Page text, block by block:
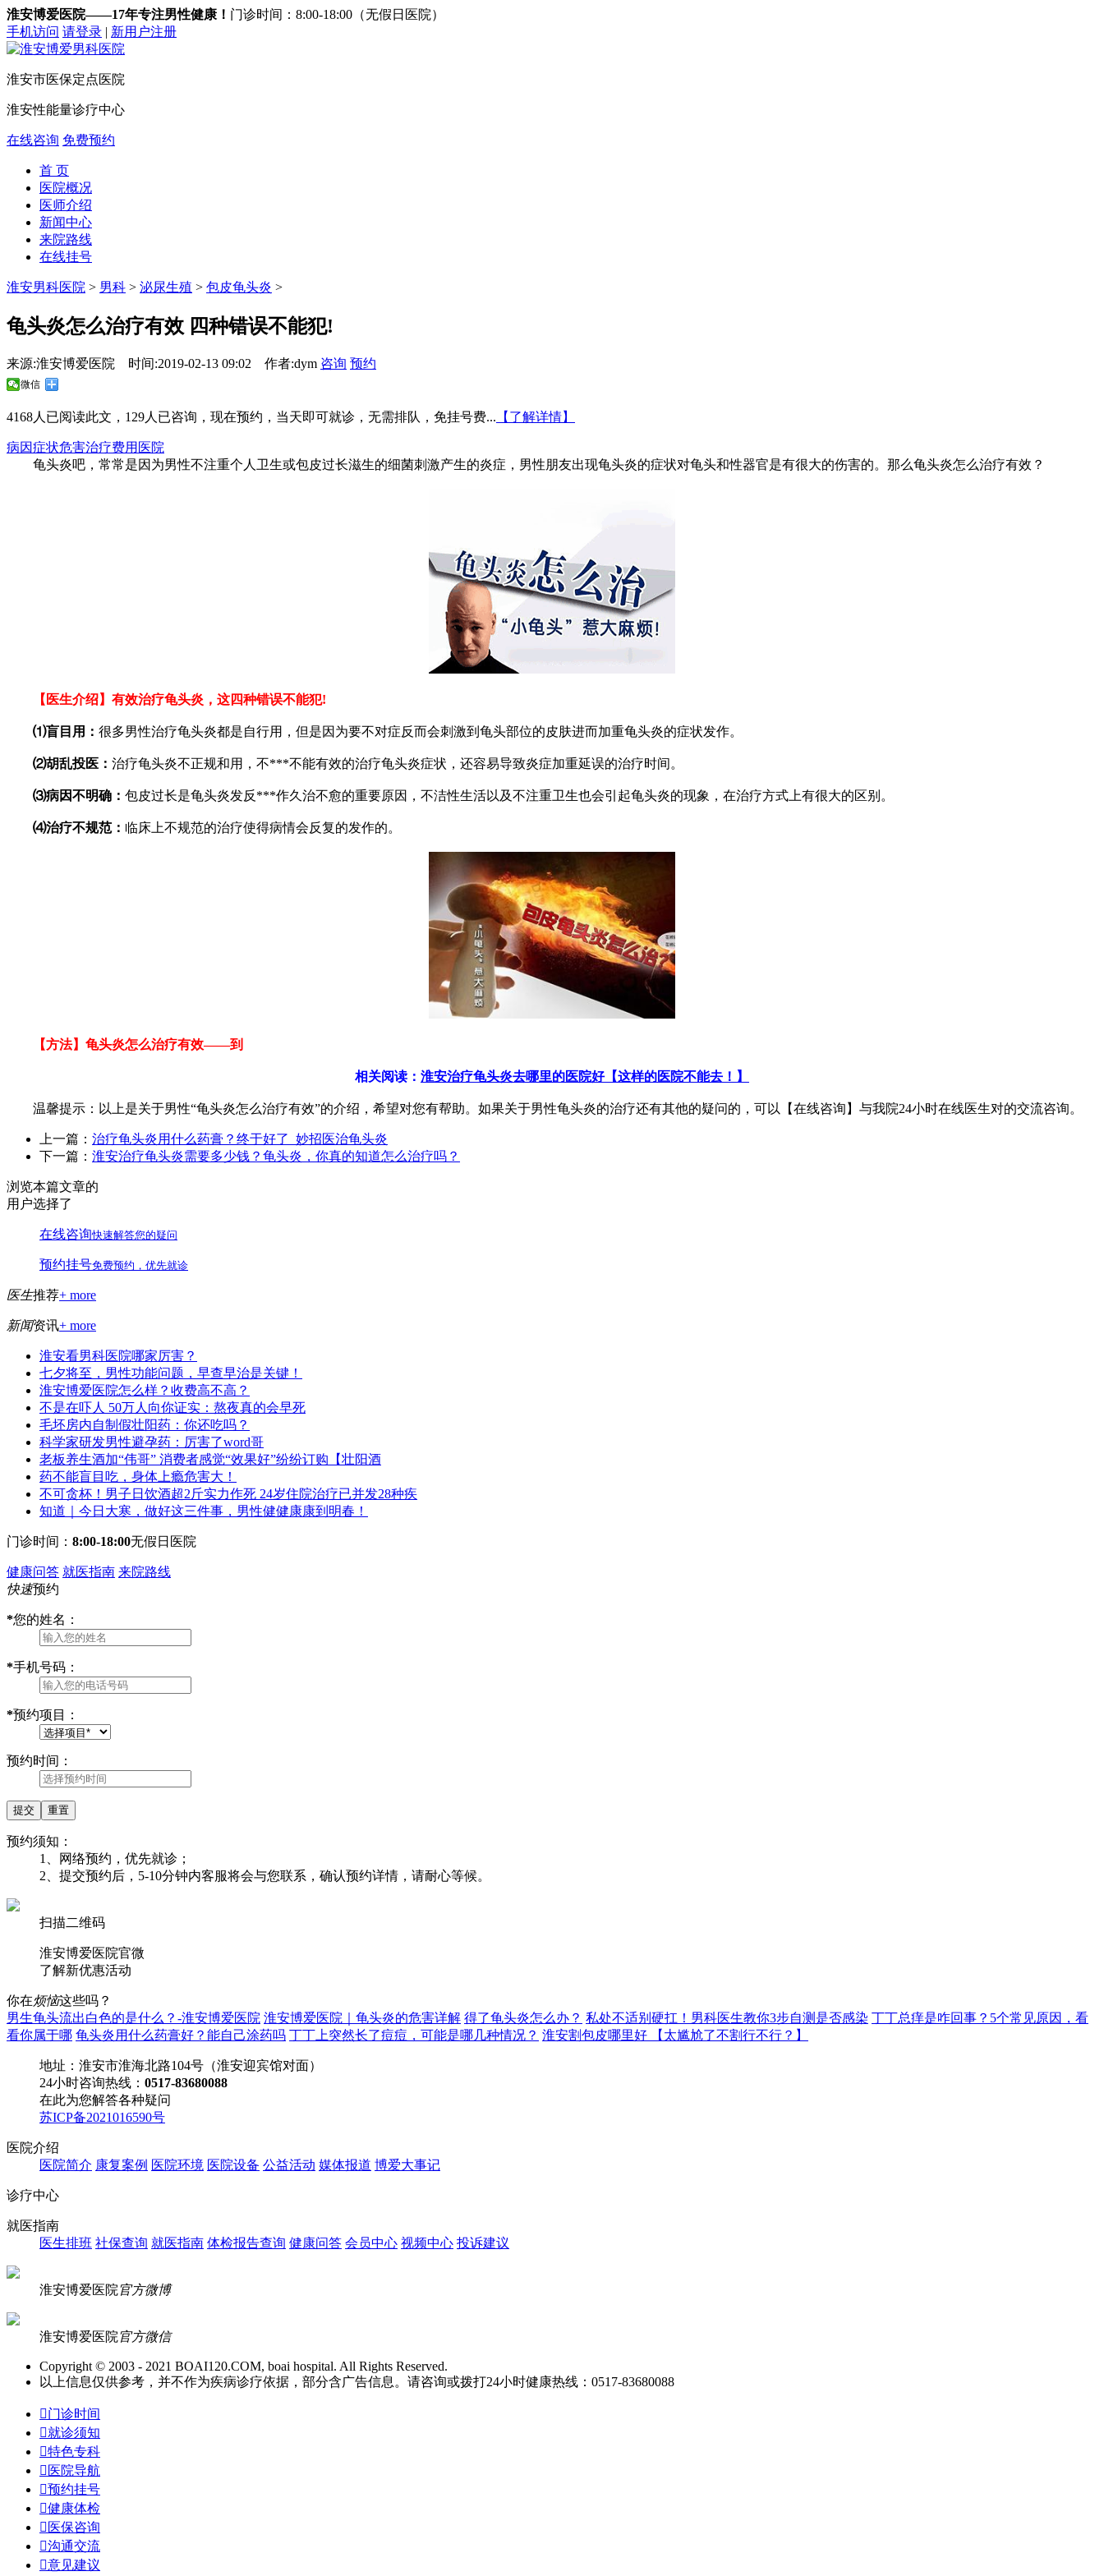
淮安博爱医院——17年专注男性健康！ 门诊时间：8:00-18:00（无假日医院）
手机访问 请登录 | 新用户注册
淮安市医保定点医院
淮安性能量诊疗中心
在线咨询 免费预约
首 页
医院概况
医师介绍
新闻中心
来院路线
在线挂号
淮安男科医院 > 男科 > 泌尿生殖 > 包皮龟头炎 >
龟头炎怎么治疗有效 四种错误不能犯!
来源:淮安博爱医院 时间:2019-02-13 09:02 作者:dym 咨询 预约
微信
4168人已阅读此文， 129人已咨询，现在预约，当天即可就诊，无需排队，免挂号费... 【了解详情】
病因症状危害治疗费用 医院
龟头炎吧，常常是因为男性不注重个人卫生或包皮过长滋生的细菌刺激产生的炎症，男性朋友出现龟头炎的症状对龟头和性器官是有很大的伤害的。那么龟头炎怎么治疗有效？
【医生介绍】有效治疗龟头炎，这四种错误不能犯!
⑴盲目用： 很多男性治疗龟头炎都是自行用，但是因为要不对症反而会刺激到龟头部位的皮肤进而加重龟头炎的症状发作。
⑵胡乱投医： 治疗龟头炎不正规和用，不***不能有效的治疗龟头炎症状，还容易导致炎症加重延误的治疗时间。
⑶病因不明确： 包皮过长是龟头炎发反***作久治不愈的重要原因，不洁性生活以及不注重卫生也会引起龟头炎的现象，在治疗方式上有很大的区别。
⑷治疗不规范： 临床上不规范的治疗使得病情会反复的发作的。
【方法】龟头炎怎么治疗有效——到
相关阅读： 淮安治疗龟头炎去哪里的医院好【这样的医院不能去！】
温馨提示：以上是关于男性“龟头炎怎么治疗有效”的介绍，希望对您有帮助。如果关于男性龟头炎的治疗还有其他的疑问的，可以【在线咨询】与我院24小时在线医生对的交流咨询。
上一篇： 治疗龟头炎用什么药膏？终于好了_妙招医治龟头炎
下一篇： 淮安治疗龟头炎需要多少钱？龟头炎，你真的知道怎么治疗吗？
浏览本篇文章的
用户选择了
在线咨询快速解答您的疑问
预约挂号免费预约，优先就诊
医生推荐+ more
新闻资讯+ more
淮安看男科医院哪家厉害？
七夕将至，男性功能问题，早查早治是关键！
淮安博爱医院怎么样？收费高不高？
不是在吓人 50万人向你证实：熬夜真的会早死
毛坯房内自制假壮阳药：你还吃吗？
科学家研发男性避孕药：厉害了word哥
老板养生酒加“伟哥” 消费者感觉“效果好”纷纷订购【壮阳酒
药不能盲目吃，身体上瘾危害大！
不可贪杯！男子日饮酒超2斤实力作死 24岁住院治疗已并发28种疾
知道｜今日大寒，做好这三件事，男性健健康康到明春！
门诊时间： 8:00-18:00无假日医院
健康问答 就医指南 来院路线
快速预约
*您的姓名：
*手机号码：
*预约项目：
预约时间：
预约须知：
1、网络预约，优先就诊；
2、提交预约后，5-10分钟内客服将会与您联系，确认预约详情，请耐心等候。
扫描二维码
淮安博爱医院官微
了解新优惠活动
你在烦恼这些吗？
男生龟头流出白色的是什么？-淮安博爱医院 淮安博爱医院｜龟头炎的危害详解 得了龟头炎怎么办？ 私处不适别硬扛！男科医生教你3步自测是否感染 丁丁总痒是咋回事？5个常见原因，看
看你属于哪 龟头炎用什么药膏好？能自己涂药吗 丁丁上突然长了痘痘，可能是哪几种情况？ 淮安割包皮哪里好 【太尴尬了不割行不行？】
地址：淮安市淮海北路104号（淮安迎宾馆对面）
24小时咨询热线： 0517-83680088
在此为您解答各种疑问
苏ICP备2021016590号
医院介绍
医院简介 康复案例 医院环境 医院设备 公益活动 媒体报道 博爱大事记
诊疗中心
就医指南
医生排班 社保查询 就医指南 体检报告查询 健康问答 会员中心 视频中心 投诉建议
淮安博爱医院官方微博
淮安博爱医院官方微信
Copyright © 2003 - 2021 BOAI120.COM, boai hospital. All Rights Reserved.
以上信息仅供参考，并不作为疾病诊疗依据，部分含广告信息。请咨询或拨打24小时健康热线：0517-83680088
门诊时间
就诊须知
特色专科
 医院导航
预约挂号
健康体检
 医保咨询
沟通交流
意见建议